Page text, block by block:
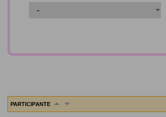
PARTICIPANTE